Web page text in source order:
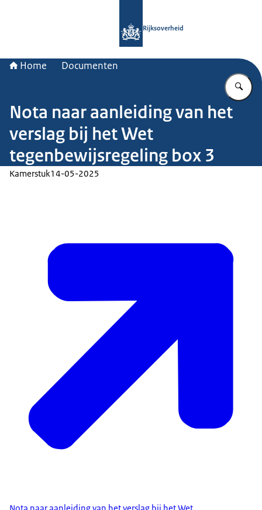
Rijksoverheid
Home Documenten
Nota naar aanleiding van het
verslag bij het Wet
tegenbewijsregeling box 3
Kamerstuk14-05-2025